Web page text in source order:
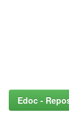
Edoc -